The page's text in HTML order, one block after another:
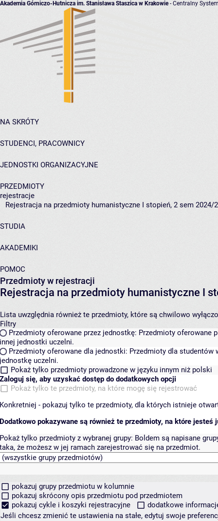
Akademia Górniczo-Hutnicza im. Stanisława Staszica w Krakowie- Centralny
NA SKRÓTY
STUDENCI, PRACOWNICY
JEDNOSTKI ORGANIZACYJNE
PRZEDMIOTY
rejestracje
Rejestracja na przedmioty humanistyczne I stopień, 2 sem 2024/
STUDIA
AKADEMIKI
POMOC
Przedmioty w rejestracji
Rejestracja na przedmioty humanistyczne I
Lista uwzględnia również te przedmioty, które są chwilowo
Filtry
Przedmioty oferowane przez jednostkę: Przedmioty oferowane
innej jednostki uczelni.
Przedmioty oferowane dla jednostki: Przedmioty dla studentów
jednostkę uczelni.
Pokaż tylko przedmioty prowadzone w języku innym niż polski
Zaloguj się, aby uzyskać dostęp do dodatkowych opcji
Pokaż tylko te przedmioty, na które mogę się rejestrować
Konkretniej - pokazuj tylko te przedmioty, dla których istnieje
Dodatkowo pokazywane są również te przedmioty, na które jesteś
Pokaż tylko przedmioty z wybranej grupy: Boldem są napisane
taka, że możesz w jej ramach zarejestrować się na przedmiot.
pokazuj grupy przedmiotu w kolumnie
pokazuj skrócony opis przedmiotu pod przedmiotem
pokazuj cykle i koszyki rejestracyjne
dodatkowe
Jeśli chcesz zmienić te ustawienia na stałe, edytuj swoje